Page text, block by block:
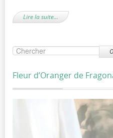
Lire la suite…
Fleur d’Oranger de